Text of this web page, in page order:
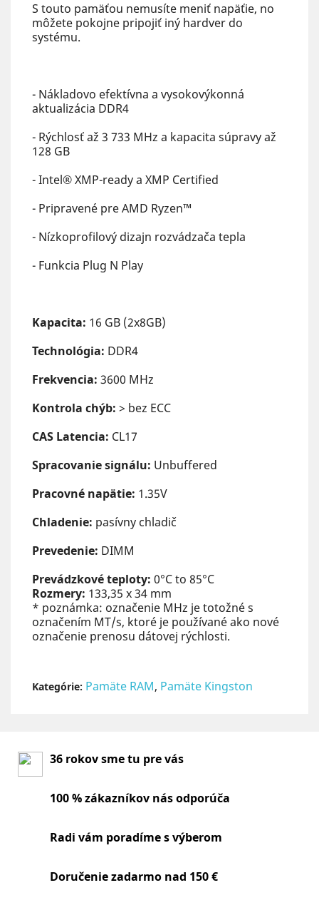
S touto pamäťou nemusíte meniť napäťie, no
môžete pokojne pripojiť iný hardver do
systému.
- Nákladovo efektívna a vysokovýkonná
aktualizácia DDR4
- Rýchlosť až 3 733 MHz a kapacita súpravy až
128 GB
- Intel® XMP-ready a XMP Certified
- Pripravené pre AMD Ryzen™
- Nízkoprofilový dizajn rozvádzača tepla
- Funkcia Plug N Play
Kapacita: 16 GB (2x8GB)
Technológia: DDR4
Frekvencia: 3600 MHz
Kontrola chýb: > bez ECC
CAS Latencia: CL17
Spracovanie signálu: Unbuffered
Pracovné napätie: 1.35V
Chladenie: pasívny chladič
Prevedenie: DIMM
Prevádzkové teploty: 0°C to 85°C
Rozmery: 133,35 x 34 mm
* poznámka: označenie MHz je totožné s
označením MT/s, ktoré je používané ako nové
označenie prenosu dátovej rýchlosti.
Kategórie: Pamäte RAM, Pamäte Kingston
36 rokov sme tu pre vás
100 % zákazníkov nás odporúča
Radi vám poradíme s výberom
Doručenie zadarmo nad 150 €